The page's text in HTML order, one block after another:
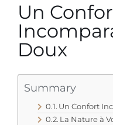
Un
Doux
Summary
Un Confort
La Nature à